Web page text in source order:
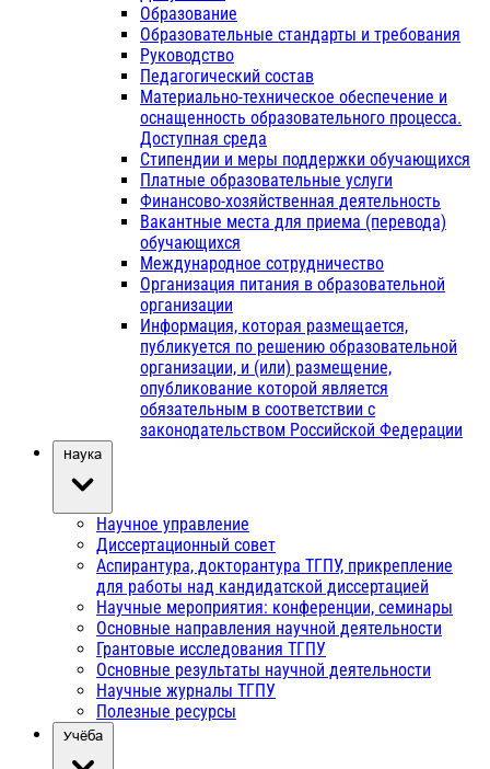
Образование
Образовательные стандарты и требования
Руководство
Педагогический состав
Материально-техническое обеспечение и
оснащенность образовательного процесса.
Доступная среда
Стипендии и меры поддержки обучающихся
Платные образовательные услуги
Финансово-хозяйственная деятельность
Вакантные места для приема (перевода)
обучающихся
Международное сотрудничество
Организация питания в образовательной
организации
Информация, которая размещается,
публикуется по решению образовательной
организации, и (или) размещение,
опубликование которой является
обязательным в соответствии с
законодательством Российской Федерации
Наука
Научное управление
Диссертационный совет
Аспирантура, докторантура ТГПУ, прикрепление
для работы над кандидатской диссертацией
Научные мероприятия: конференции, семинары
Основные направления научной деятельности
Грантовые исследования ТГПУ
Основные результаты научной деятельности
Научные журналы ТГПУ
Полезные ресурсы
Учёба